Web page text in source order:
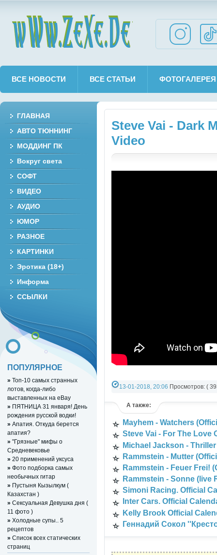
ВСЕ НОВОСТИ ВСЕ СТАТЬИ ФОТОГАЛЕРЕЯ
Steve Vai - Dark
Video
13-01-2018, 20:06 Просмотров: (
А также:
Mayhem - Watchers
Steve Vai - For The Love
Michael Jackson -
Rammstein - Mutter
Rammstein - Feuer Frei!
Rammstein - Sonne (live
Simoni Racing. Official
Inter Cars. Official
Kelly Brook Official
Геннадий Сокол
ГЛАВНАЯ
АВТО ТЮННИНГ
МОДДИНГ ПК
Вокруг света
СОФТ
ВИДЕО
АУДИО
ЮМОР
РАЗНОЕ
КАРТИНКИ
Эротика (18+)
Информа
ССЫЛКИ
ПОПУЛЯРНОЕ
» Топ-10 самых странных
лотов, когда-либо
выставленных на eBay
» ПЯТНИЦА 31 января! День
рождения русской водки!
» Апатия. Откуда берется
апатия?
» "Грязные" мифы о
Средневековье
» 20 применений уксуса
» Фото подборка самых
необычных гитар
» Пустыня Кызылкум (
Казахстан )
» Сексуальная Девушка дня (
11 фото )
» Холодные супы.. 5
рецептов
» Список всех статических
страниц